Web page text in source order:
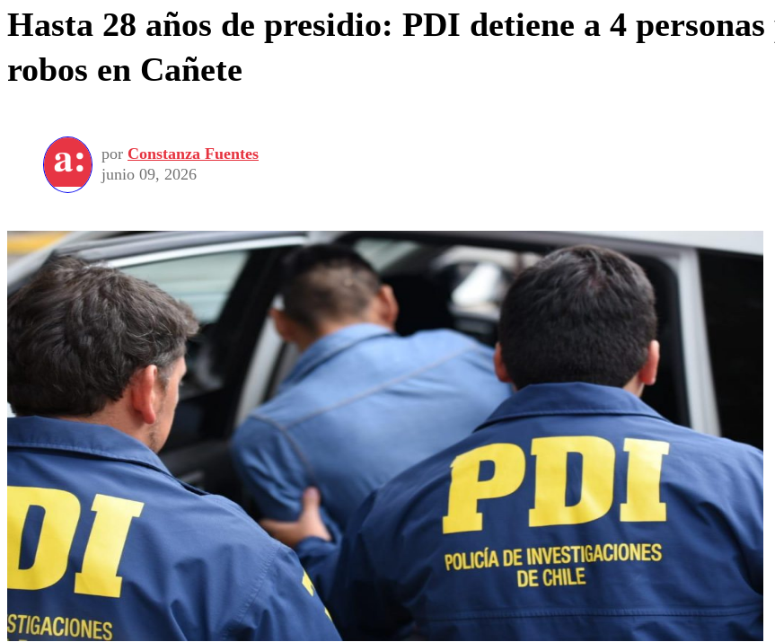
Hasta 28 años de presidio: PDI detiene a 4
robos en Cañete
por Constanza Fuentes
junio 09, 2026